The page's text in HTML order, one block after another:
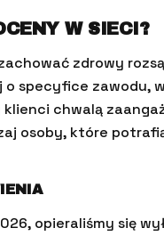
W SIECI?
zdrowy
specyfice zawodu,
chwalą
osoby, które
opieraliśmy się